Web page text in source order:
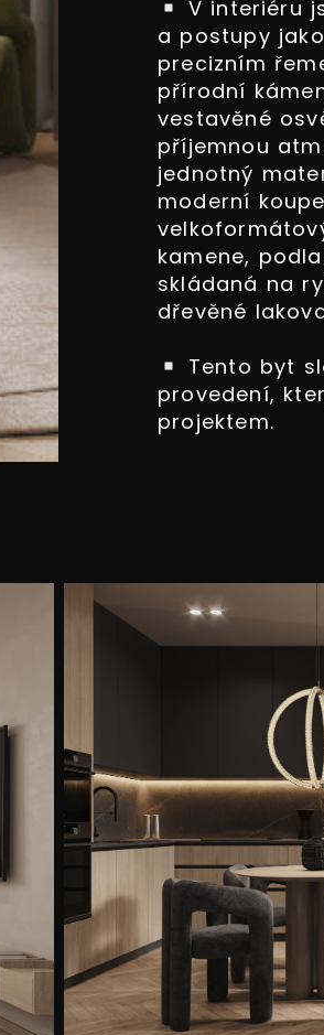
V interiéru
a postupy
precizním
přírodní
vestavěné
příjemnou
jednotný
moderní
kamene,
skládaná na
dřevěné
Tento byt
provedení,
projektem.